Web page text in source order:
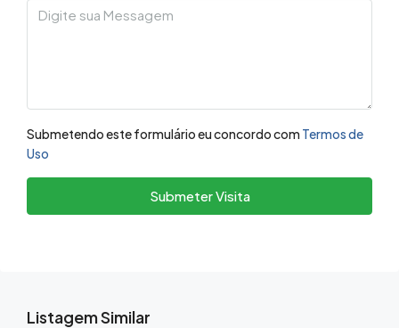
Submetendo este formulário eu concordo com Termos de
Uso
Submeter Visita
Listagem Similar